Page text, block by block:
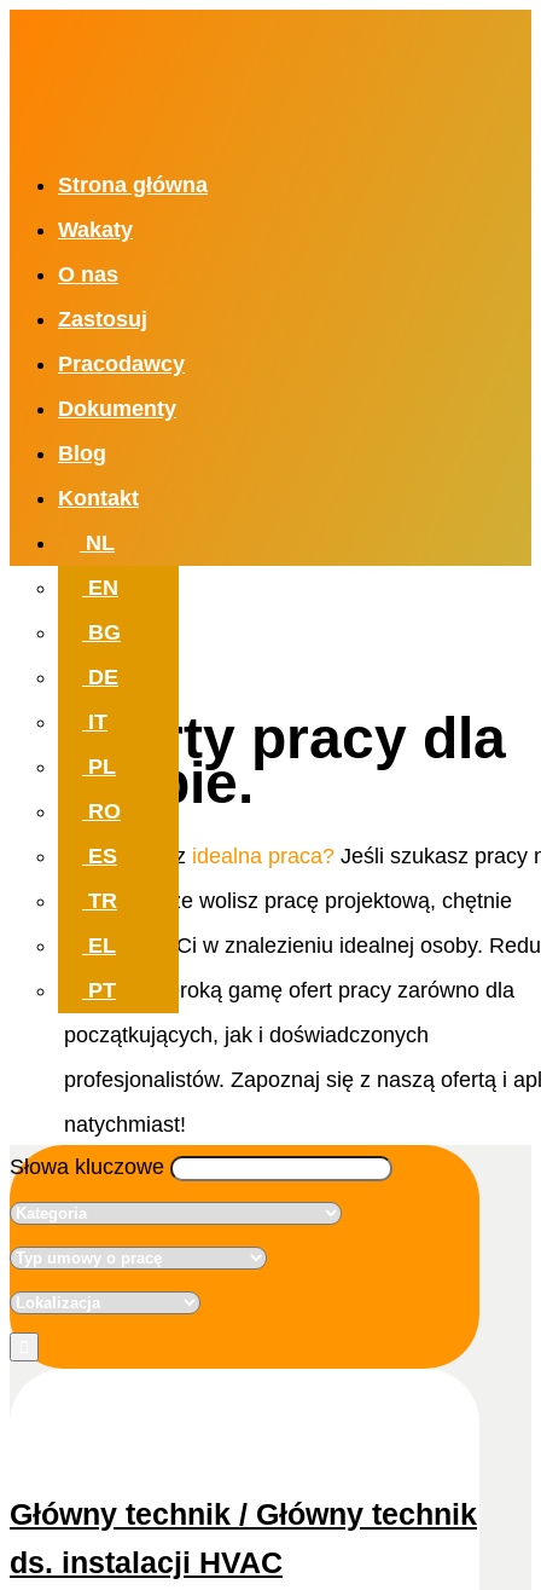
Strona główna
Wakaty
O nas
Zastosuj
Pracodawcy
Dokumenty
Blog
Kontakt
NL
EN
BG
DE
IT
PL
RO
ES
TR
EL
PT
Oferty pracy dla
Ciebie.
Czy szukasz idealna praca? Jeśli szukasz pracy
stałe, a może wolisz pracę projektową, chętnie
pomożemy Ci w znalezieniu idealnej osoby.
posiada szeroką gamę ofert pracy zarówno dla
początkujących, jak i doświadczonych
profesjonalistów. Zapoznaj się z naszą ofertą i
natychmiast!
Słowa kluczowe
Główny technik / Główny technik
ds. instalacji HVAC